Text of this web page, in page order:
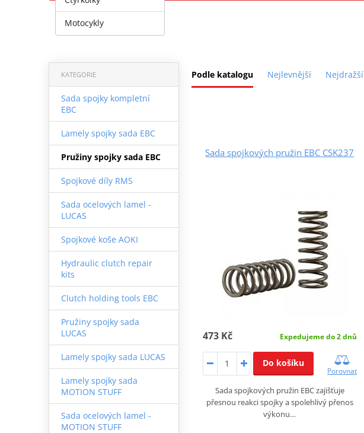
Podle katalogu Nejlevnější Nejdražší
KATEGORIE
Sada spojky kompletní
EBC
Lamely spojky sada EBC
Pružiny spojky sada EBC
Spojkové díly RMS
Sada ocelových lamel -
LUCAS
Spojkové koše AOKI
Hydraulic clutch repair
kits
Clutch holding tools EBC
Pružiny spojky sada
LUCAS
Lamely spojky sada LUCAS
Lamely spojky sada
MOTION STUFF
Sada ocelových lamel -
MOTION STUFF
Sada spojkových pružin EBC CSK237
473 Kč Expedujeme do 2 dnů
Do košíku
Porovnat
Sada spojkových pružin EBC zajišťuje
přesnou reakci spojky a spolehlivý přenos
výkonu…
Motocykly